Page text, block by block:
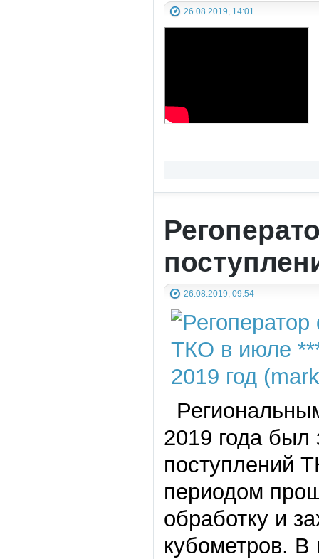
26.08.2019, 14:01
26.08.2019, 09:54
2019 года был
поступлений
периодом
обработку и
кубометров. В